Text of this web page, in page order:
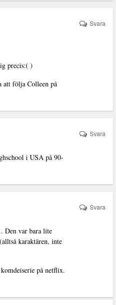
precis:( )
att följa Colleen på
Svara
i USA på 90-
Svara
Den var bara lite
karaktären, inte
på netflix.
Svara